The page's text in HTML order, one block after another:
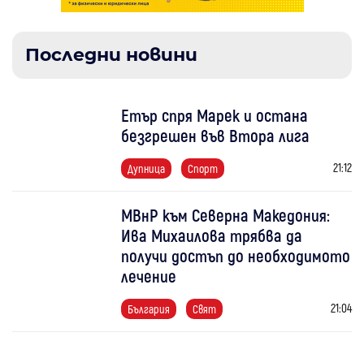
Последни новини
Етър спря Марек и остана
безгрешен във Втора лига
Дупница Спорт 21:12
МВнР към Северна Македония:
Ива Михаилова трябва да
получи достъп до необходимото
лечение
България Свят 21:04